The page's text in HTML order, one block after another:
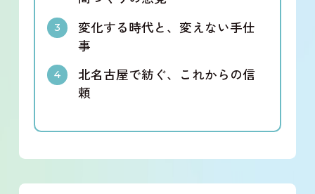
変化する時代と、変えない手仕
事
北名古屋で紡ぐ、これからの信
頼